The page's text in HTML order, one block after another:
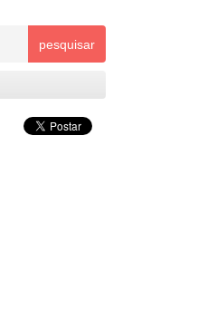
pesquisar